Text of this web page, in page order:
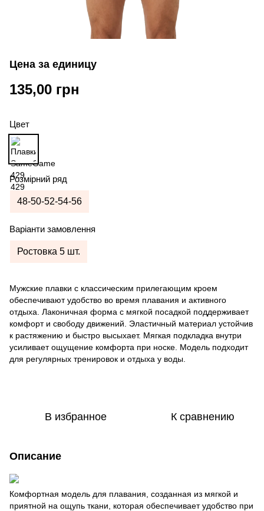
Цена за единицу
135,00 грн
Цвет
Розмірний ряд
48-50-52-54-56
Варіанти замовлення
Ростовка 5 шт.
Мужские плавки с классическим прилегающим кроем
обеспечивают удобство во время плавания и активного
отдыха. Лаконичная форма с мягкой посадкой поддерживает
комфорт и свободу движений. Эластичный материал устойчив
к растяжению и быстро высыхает. Мягкая подкладка внутри
усиливает ощущение комфорта при носке. Модель подходит
для регулярных тренировок и отдыха у воды.
В избранное К сравнению
Описание
Комфортная модель для плавания, созданная из мягкой и
приятной на ощупь ткани, которая обеспечивает удобство при